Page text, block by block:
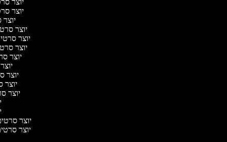
יוצר
יוצר
יוצר
יוצר
יוצר סרטי
יוצר
יוצר
יוצר
יוצר
יוצר
יוצר
יוצר